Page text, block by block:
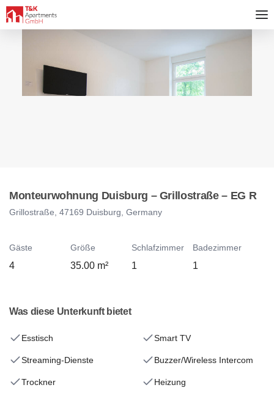
Monteurwohnung Duisburg – Grillostraße – EG R
Grillostraße, 47169 Duisburg, Germany
Gäste
4
Größe
35.00 m²
Schlafzimmer
1
Badezimmer
1
Was diese Unterkunft bietet
Esstisch Smart TV
Streaming-Dienste Buzzer/Wireless Intercom
Trockner Heizung